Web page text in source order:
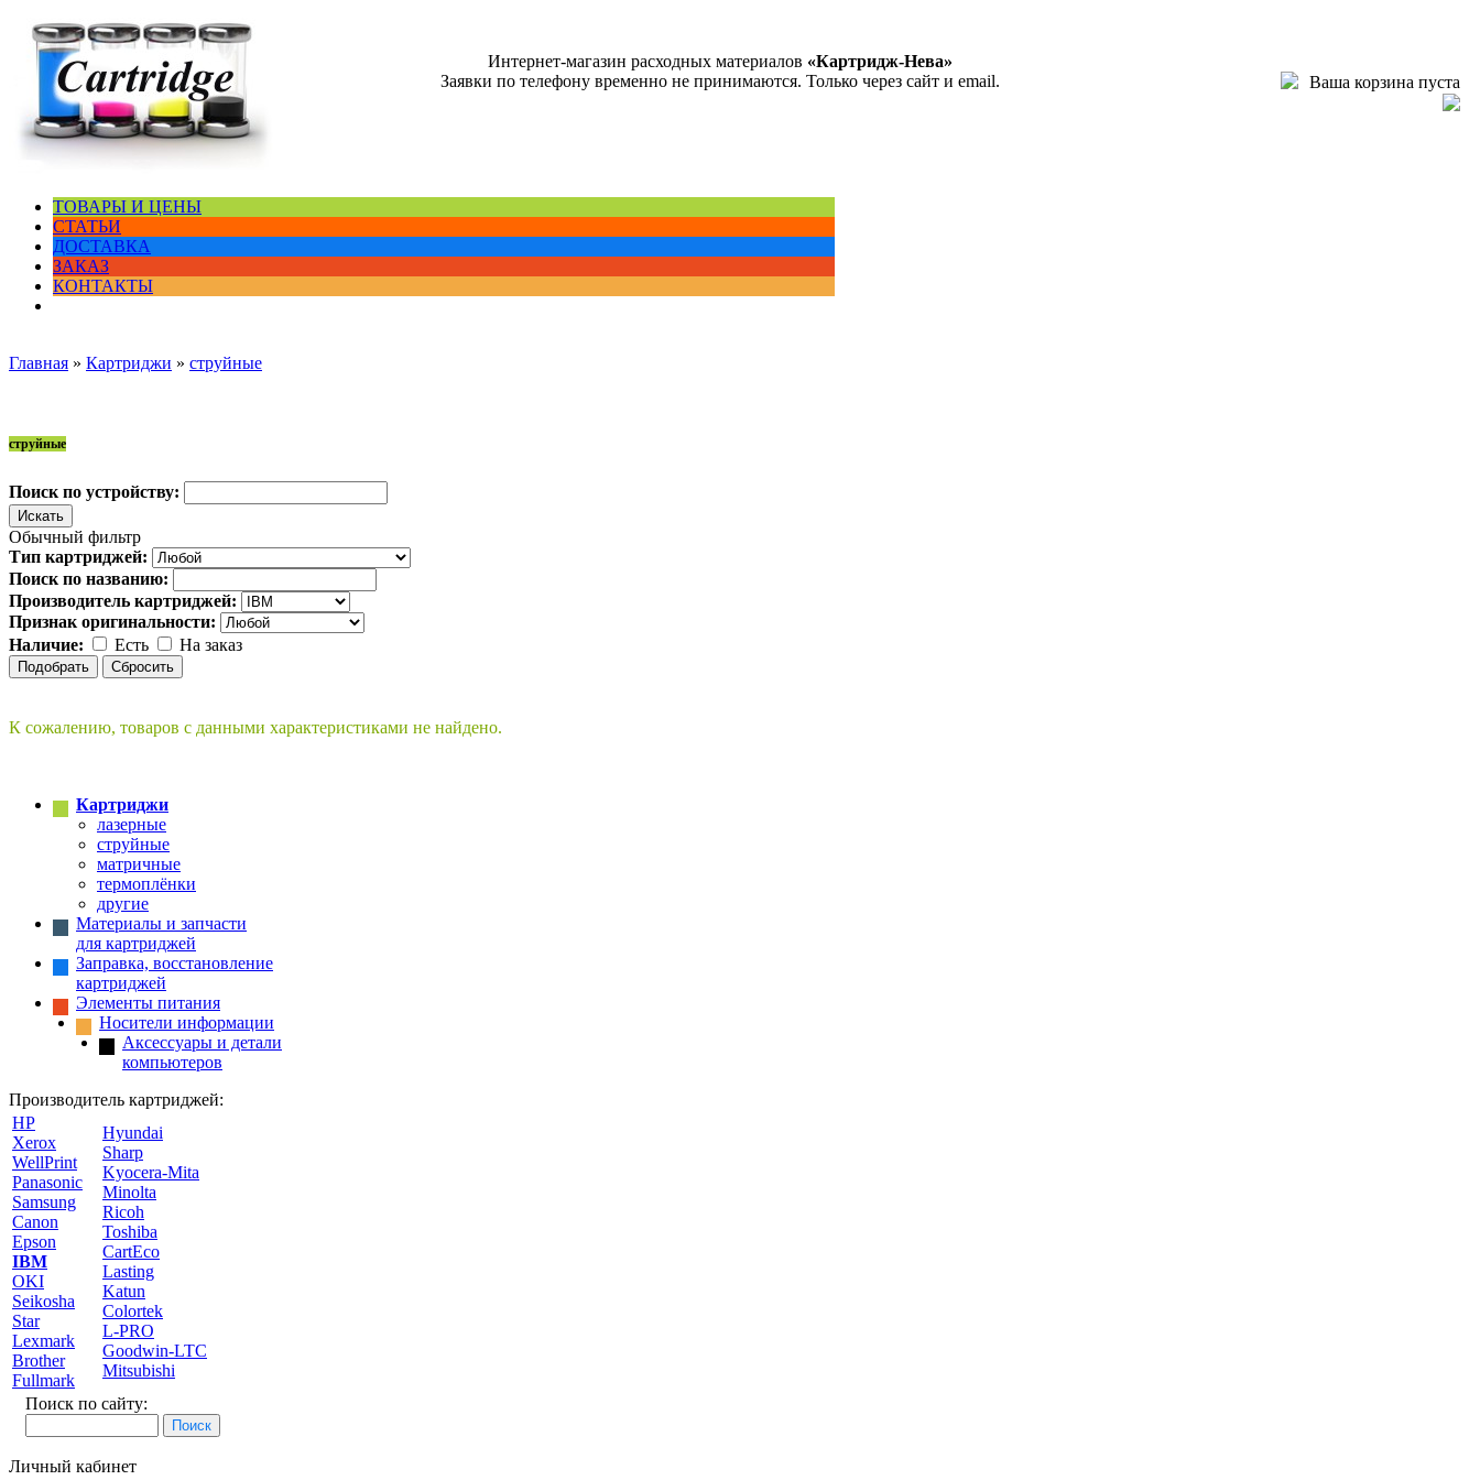
Интернет-магазин расходных материалов «Картридж-Нева»
Заявки по телефону временно не принимаются. Только через сайт и email.
Ваша корзина пуста
ТОВАРЫ И ЦЕНЫ
СТАТЬИ
ДОСТАВКА
ЗАКАЗ
КОНТАКТЫ
Главная » Картриджи » струйные
струйные
Поиск по устройству:
Обычный фильтр
Тип картриджей:
Поиск по названию:
Производитель картриджей:
Признак оригинальности:
Наличие:
Есть На заказ
К сожалению, товаров с данными характеристиками не найдено.
Картриджи
лазерные
струйные
матричные
термоплёнки
другие
Материалы и запчасти
для картриджей
Заправка, восстановление
картриджей
Элементы питания
Носители информации
Аксессуары и детали
компьютеров
Производитель картриджей:
HP
Xerox
WellPrint
Panasonic
Samsung
Canon
Epson
IBM
OKI
Seikosha
Star
Lexmark
Brother
Fullmark
Hyundai
Sharp
Kyocera-Mita
Minolta
Ricoh
Toshiba
CartEco
Lasting
Katun
Colortek
L-PRO
Goodwin-LTC
Mitsubishi
Поиск по сайту:
Личный кабинет